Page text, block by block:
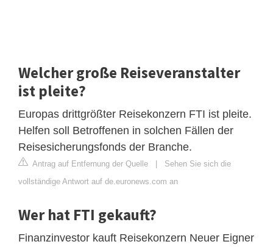
Welcher große Reiseveranstalter
ist pleite?
Europas drittgrößter Reisekonzern FTI ist pleite.
Helfen soll Betroffenen in solchen Fällen der
Reisesicherungsfonds der Branche.
Antrag auf Entfernung der Quelle | Sehen Sie sich die
vollständige Antwort auf de.euronews.com an
Wer hat FTI gekauft?
Finanzinvestor kauft Reisekonzern Neuer Eigner